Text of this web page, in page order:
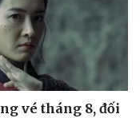
vé tháng 8, đối